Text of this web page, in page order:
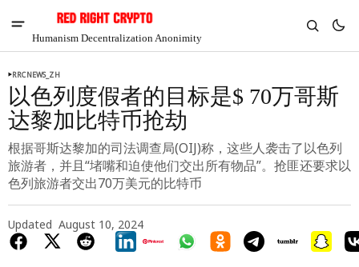
Humanism Decentralization Anonimity
RRCNEWS_ZH
以色列度假者的目标是$ 70万哥斯
达黎加比特币抢劫
根据哥斯达黎加的司法调查局(OIJ)称，这些人袭击了以色列
旅游者，并且“堵嘴和迫使他们交出所有物品”。抢匪还要求以
色列旅游者交出70万美元的比特币
Updated August 10, 2024